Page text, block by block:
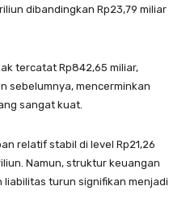
dibandingkan Rp23,79 miliar
tercatat Rp842,65 miliar,
sebelumnya, mencerminkan
sangat kuat.
relatif stabil di level Rp21,26
Namun, struktur keuangan
turun signifikan menjadi